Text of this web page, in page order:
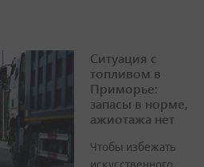
Ситуация с
топливом в
Приморье:
запасы в норме,
ажиотажа нет
Чтобы избежать